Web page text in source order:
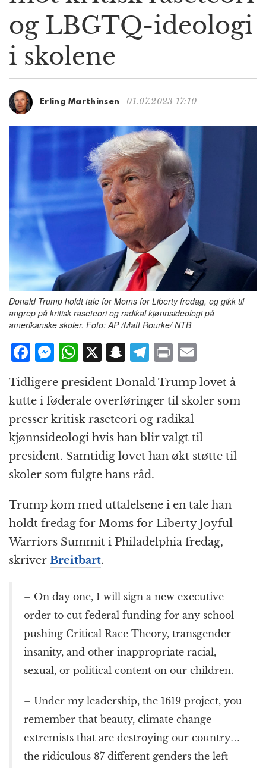
a
og LBGTQ-ideologi
i skolene
Erling Marthinsen 01.07.2023 17:10
Donald Trump holdt tale for Moms for Liberty fredag, og gikk til
angrep på kritisk raseteori og radikal kjønnsideologi på
amerikanske skoler. Foto: AP /Matt Rourke/ NTB
F
a
c
e
b
o
o
k
M
ss
e
n
g
e
r
W
h
at
s
A
p
p
X S
a
p
c
h
at
T
el
e
g
r
a
m
P
n
t
m
ai
l
Tidligere president Donald Trump lovet å
kutte i føderale overføringer til skoler som
presser kritisk raseteori og radikal
kjønnsideologi hvis han blir valgt til
president. Samtidig lovet han økt støtte til
skoler som fulgte hans råd.
Trump kom med uttalelsene i en tale han
holdt fredag for Moms for Liberty Joyful
Warriors Summit i Philadelphia fredag,
skriver Breitbart.
– On day one, I will sign a new executive
order to cut federal funding for any school
pushing Critical Race Theory, transgender
insanity, and other inappropriate racial,
sexual, or political content on our children.
– Under my leadership, the 1619 project, you
remember that beauty, climate change
extremists that are destroying our country…
the ridiculous 87 different genders the left